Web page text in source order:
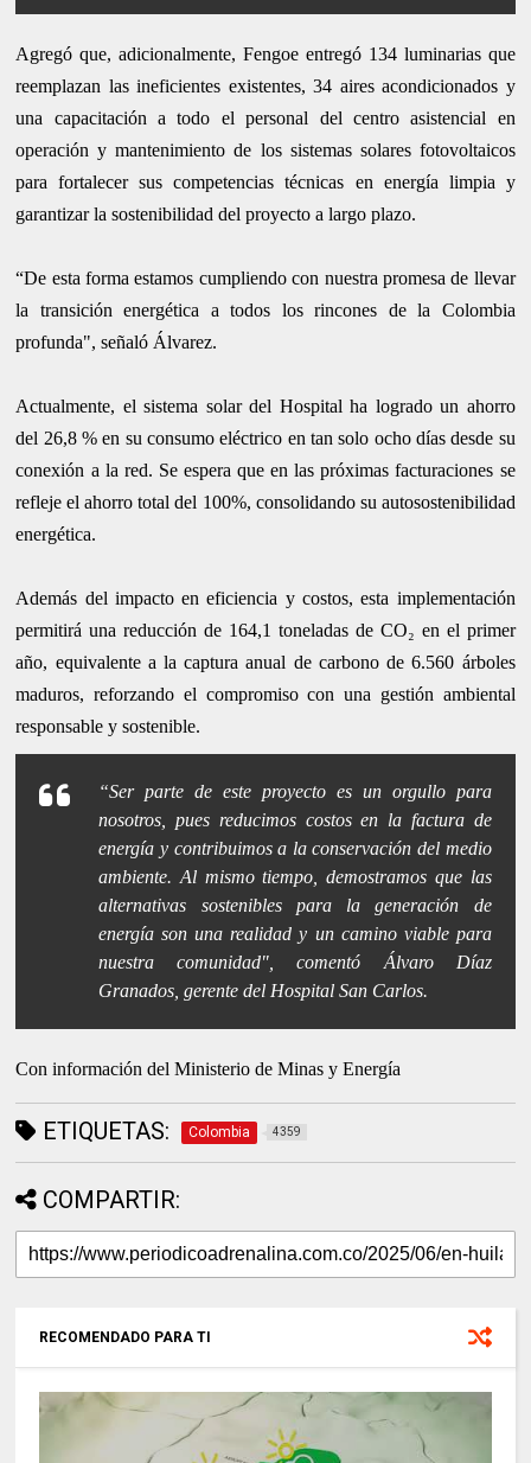
Agregó que, adicionalmente, Fengoe entregó 134 luminarias que
reemplazan las ineficientes existentes, 34 aires acondicionados y
una capacitación a todo el personal del centro asistencial en
operación y mantenimiento de los sistemas solares fotovoltaicos
para fortalecer sus competencias técnicas en energía limpia y
garantizar la sostenibilidad del proyecto a largo plazo.
“De esta forma estamos cumpliendo con nuestra promesa de llevar
la transición energética a todos los rincones de la Colombia
profunda", señaló Álvarez.
Actualmente, el sistema solar del Hospital ha logrado un ahorro
del 26,8 % en su consumo eléctrico en tan solo ocho días desde su
conexión a la red. Se espera que en las próximas facturaciones se
refleje el ahorro total del 100%, consolidando su autosostenibilidad
energética.
Además del impacto en eficiencia y costos, esta implementación
permitirá una reducción de 164,1 toneladas de CO₂ en el primer
año, equivalente a la captura anual de carbono de 6.560 árboles
maduros, reforzando el compromiso con una gestión ambiental
responsable y sostenible.
“Ser parte de este proyecto es un orgullo para
nosotros, pues reducimos costos en la factura de
energía y contribuimos a la conservación del medio
ambiente. Al mismo tiempo, demostramos que las
alternativas sostenibles para la generación de
energía son una realidad y un camino viable para
nuestra comunidad", comentó Álvaro Díaz
Granados, gerente del Hospital San Carlos.
Con información del Ministerio de Minas y Energía
ETIQUETAS: Colombia 4359
COMPARTIR:
RECOMENDADO PARA TI